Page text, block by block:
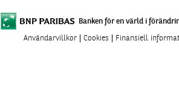
Nya produkter
Stoppade & förfallna produkter
Knock-plocken
Kunskapscentra+
Banken för en värld i
Användarvillkor Cookies Finansiell